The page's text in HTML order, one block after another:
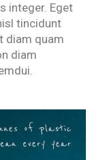
integer. Eget
tincidunt
diam quam
diam